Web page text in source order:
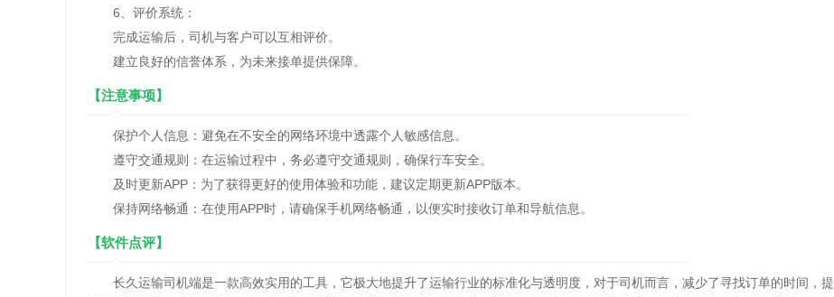
6、评价系统：
完成运输后，司机与客户可以互相评价。
建立良好的信誉体系，为未来接单提供保障。
【注意事项】
保护个人信息：避免在不安全的网络环境中透露个人敏感信息。
遵守交通规则：在运输过程中，务必遵守交通规则，确保行车安全。
及时更新APP：为了获得更好的使用体验和功能，建议定期更新APP版本。
保持网络畅通：在使用APP时，请确保手机网络畅通，以便实时接收订单和导航信息。
【软件点评】
长久运输司机端是一款高效实用的工具，它极大地提升了运输行业的标准化与透明度，对于司机而言，减少了寻找订单的时间，提